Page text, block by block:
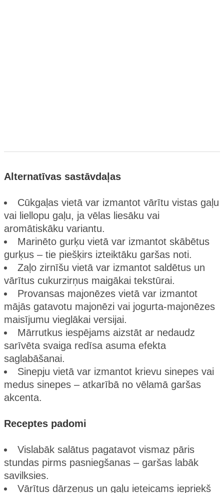
Alternatīvas sastāvdaļas
Cūkgaļas vietā var izmantot vārītu vistas gaļu
vai liellopu gaļu, ja vēlas liesāku vai
aromātiskāku variantu.
Marinēto gurķu vietā var izmantot skābētus
gurķus – tie piešķirs izteiktāku garšas noti.
Zaļo zirnīšu vietā var izmantot saldētus un
vārītus cukurzirņus maigākai tekstūrai.
Provansas majonēzes vietā var izmantot
mājās gatavotu majonēzi vai jogurta-majonēzes
maisījumu vieglākai versijai.
Mārrutkus iespējams aizstāt ar nedaudz
sarīvēta svaiga redīsa asuma efekta
saglabāšanai.
Sinepju vietā var izmantot krievu sinepes vai
medus sinepes – atkarībā no vēlamā garšas
akcenta.
Receptes padomi
Vislabāk salātus pagatavot vismaz pāris
stundas pirms pasniegšanas – garšas labāk
savilksies.
Vārītus dārzeņus un gaļu ieteicams iepriekš